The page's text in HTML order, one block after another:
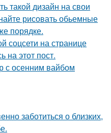
такой дизайн на свои
рисовать обьемные
порядке.
соцсети на странице
на этот пост.
с осенним вайбом
заботиться о близких,